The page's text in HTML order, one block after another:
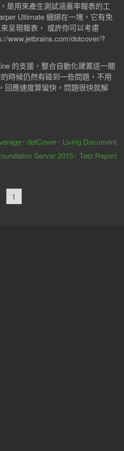
是用來產生測試涵蓋率報表的工
Ultimate 綑綁在一塊，它有免
呈現報表， 或許你可以考慮
www.jetbrains.com/dotcover/?
的支援，整合自動化建置這一關
時候仍然有碰到一些問題，不用
回應速度算蠻快，問題很快就解
dotCover
Living Document
Server 2015 Test Report
1